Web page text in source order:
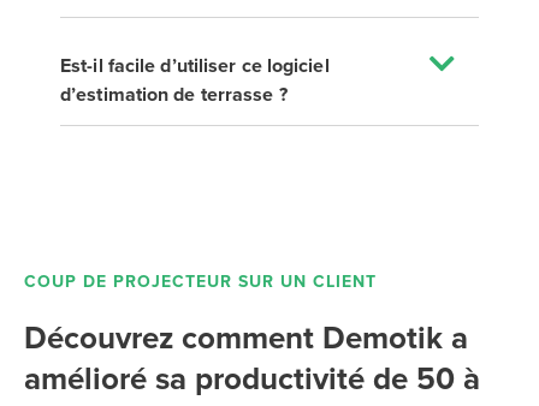
Est-il facile d’utiliser ce logiciel
d’estimation de terrasse ?
COUP DE PROJECTEUR SUR UN CLIENT
Découvrez comment Demotik a
amélioré sa productivité de 50 à